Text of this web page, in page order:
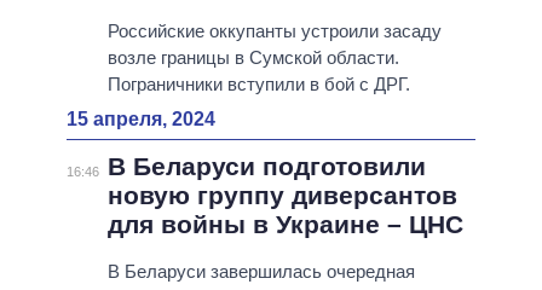
Российские оккупанты устроили засаду
возле границы в Сумской области.
Пограничники вступили в бой с ДРГ.
15 апреля, 2024
16:46
В Беларуси подготовили
новую группу диверсантов
для войны в Украине – ЦНС
В Беларуси завершилась очередная